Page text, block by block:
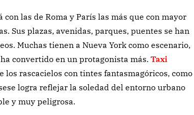
con las de Roma y París las más que con mayor
Sus plazas, avenidas, parques, puentes se han
Muchas tienen a Nueva York como escenario,
convertido en un protagonista más. Taxi
rascacielos con tintes fantasmagóricos, como
logra reflejar la soledad del entorno urbano
y muy peligrosa.